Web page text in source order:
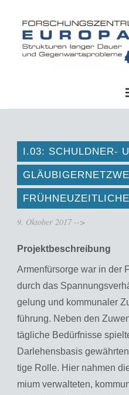
I.03: SCHULDNER-
9. Oktober 2017 -->
Pro­jekt­be­schrei­bung
Ar­men­für­sor­ge war in der
durch das
ge­lung und kom­mu­na­ler
füh­rung. Neben den
täg­li­che Be­dürf­nis­se
Dar­le­hens­ba­sis
ti­ge Rolle. Hier nah­men
mi­um ver­wal­te­ten,